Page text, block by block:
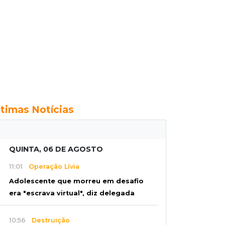
Notícias
QUINTA, 06 DE AGOSTO
11:01 Operação Lívia
Adolescente que morreu em desafio
era "escrava virtual", diz delegada
10:56 Destruição